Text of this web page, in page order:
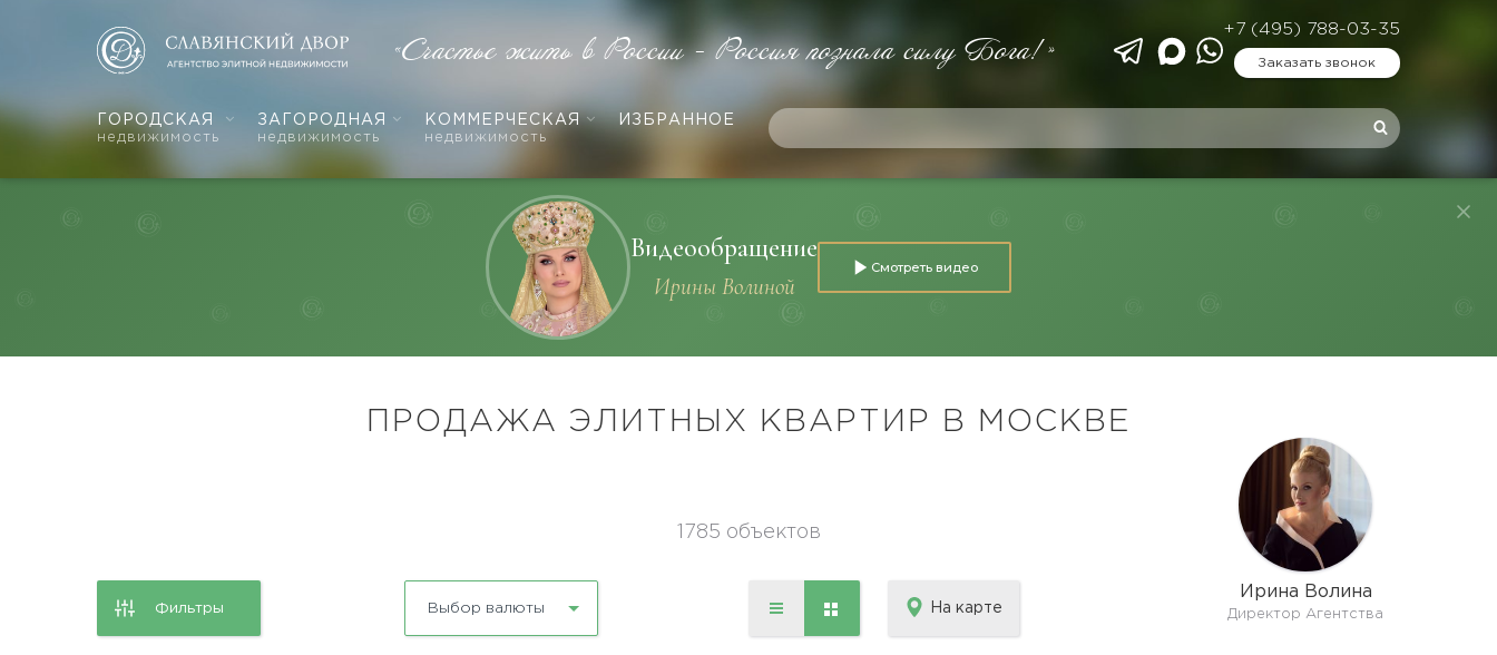
ГОРОДСКАЯ
недвижимость
ЗАГОРОДНАЯ
недвижимость
КОММЕРЧЕСКАЯ
недвижимость
ИЗБРАННОЕ
«Счастье жить в России - Россия познала силу Бога!»
+7 (495) 788-03-35
Заказать звонок
Видеообращение
Ирины Волиной
Смотреть видео
ПРОДАЖА ЭЛИТНЫХ КВАРТИР В МОСКВЕ
1785 объектов
Фильтры Выбор валюты На карте
Ирина Волина
Директор Агентства